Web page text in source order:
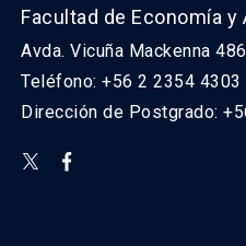
Facultad de Economía
Avda. Vicuña Mackenna
Teléfono: +56 2 2354 4303
Dirección de Postgrado: